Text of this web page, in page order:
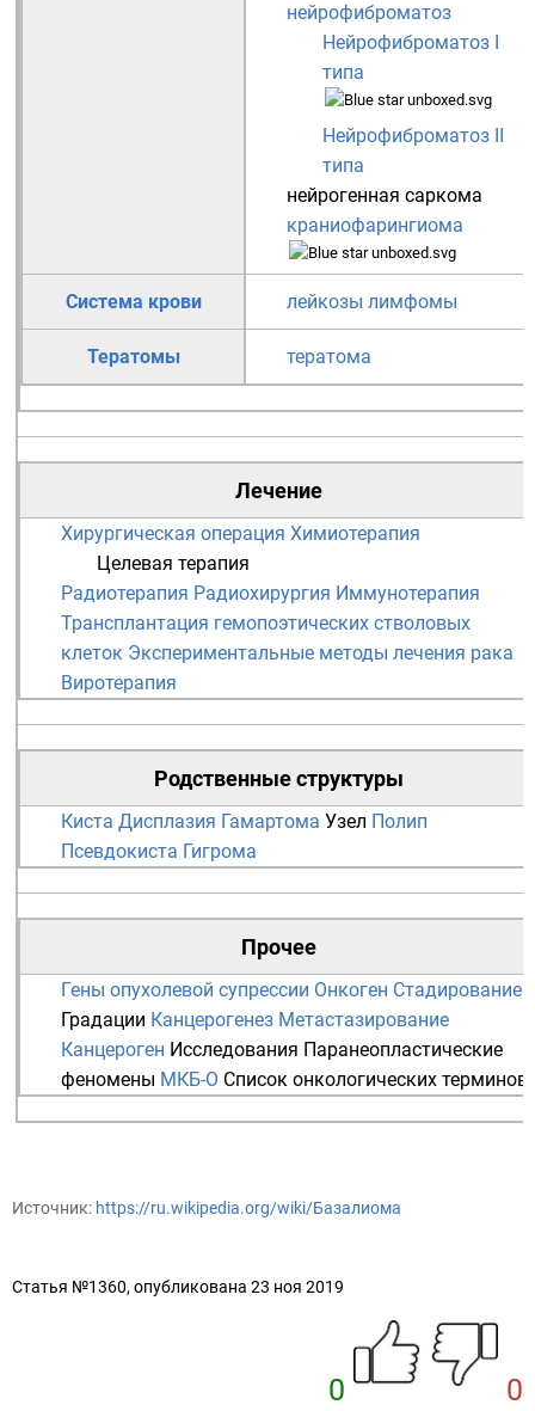
нейрофиброматоз
Нейрофиброматоз I
типа
Нейрофиброматоз II
типа
нейрогенная саркома
краниофарингиома
Система крови лейкозы лимфомы
Тератомы тератома
Лечение
Хирургическая операция Химиотерапия
Целевая терапия
Радиотерапия Радиохирургия Иммунотерапия
Трансплантация гемопоэтических стволовых
клеток Экспериментальные методы лечения рака
Виротерапия
Родственные структуры
Киста Дисплазия Гамартома Узел Полип
Псевдокиста Гигрома
Прочее
Гены опухолевой супрессии Онкоген Стадирование
Градации Канцерогенез Метастазирование
Канцероген Исследования Паранеопластические
феномены МКБ-О Список онкологических терминов
Источник: https://ru.wikipedia.org/wiki/Базалиома
Статья №1360, опубликована 23 ноя 2019
0 0